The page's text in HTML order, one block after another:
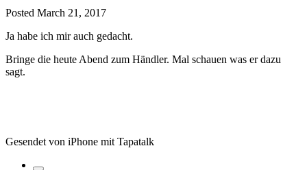
Posted March 21, 2017
Ja habe ich mir auch gedacht.
Bringe die heute Abend zum Händler. Mal schauen was er dazu
sagt.
Gesendet von iPhone mit Tapatalk